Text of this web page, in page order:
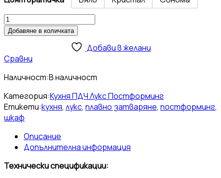
Добавяне в количката
Добави в желани
Сравни
Наличност:В наличност
Категория:Кухня ПДЧ Лукс Постформинг
Етикети:кухня, лукс, плавно затваряне, постформинг,
шкаф
Описание
Допълнителна информация
Технически спецификации: